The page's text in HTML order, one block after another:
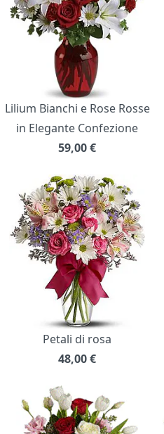
Lilium Bianchi e Rose Rosse
in Elegante Confezione
59,00€
Petali di rosa
48,00€